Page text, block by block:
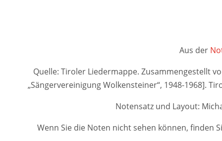
Aus der
Quelle: Tiroler Liedermappe. Zusammengestellt
„Sängervereinigung Wolkensteiner“, 1948-1968].
Notensatz und Layout:
Wenn Sie die Noten nicht sehen können, finden